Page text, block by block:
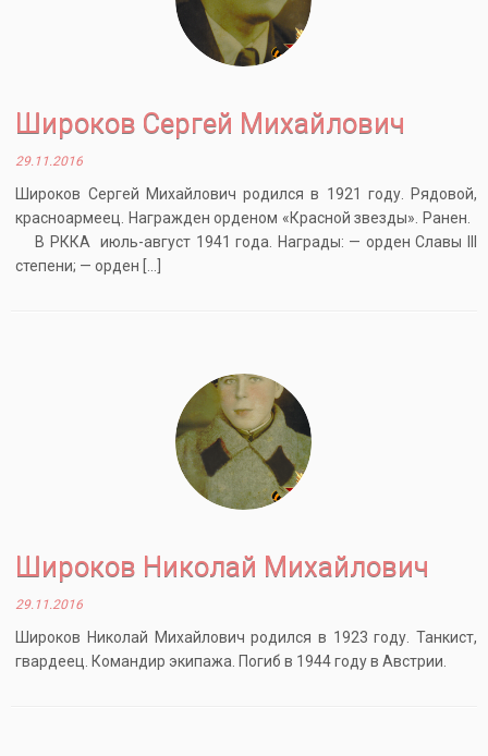
Широков Сергей Михайлович
29.11.2016
Широков Сергей Михайлович родился в 1921 году. Рядовой,
красноармеец. Награжден орденом «Красной звезды». Ранен.
В РККА июль-август 1941 года. Награды: — орден Славы III
степени; — орден […]
Широков Николай Михайлович
29.11.2016
Широков Николай Михайлович родился в 1923 году. Танкист,
гвардеец. Командир экипажа. Погиб в 1944 году в Австрии.